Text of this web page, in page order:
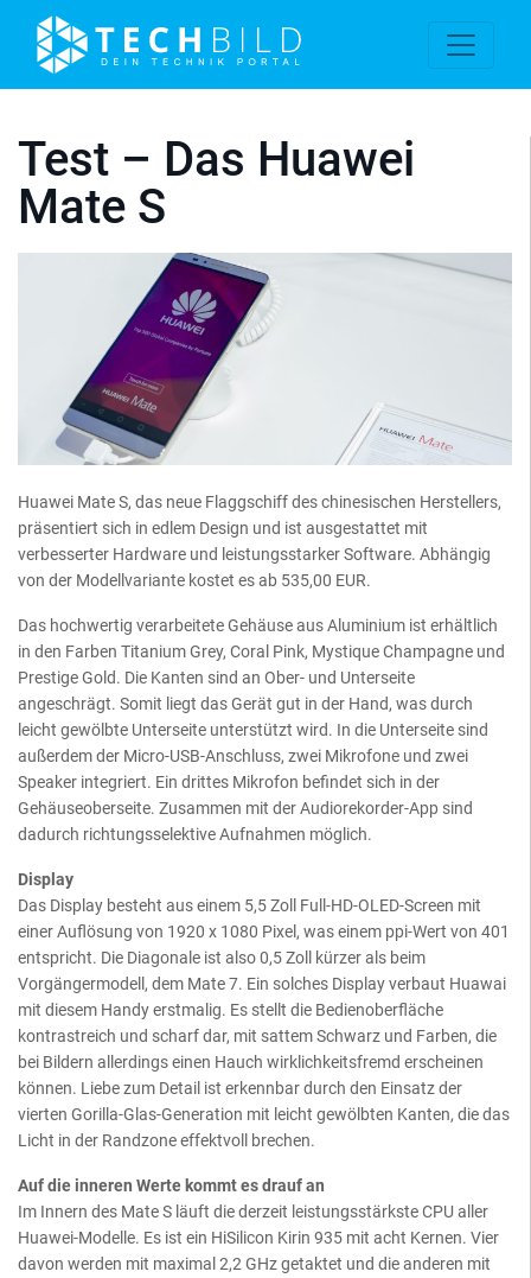
Test – Das Huawei
Mate S
Huawei Mate S, das neue Flaggschiff des chinesischen Herstellers,
präsentiert sich in edlem Design und ist ausgestattet mit
verbesserter Hardware und leistungsstarker Software. Abhängig
von der Modellvariante kostet es ab 535,00 EUR.
Das hochwertig verarbeitete Gehäuse aus Aluminium ist erhältlich
in den Farben Titanium Grey, Coral Pink, Mystique Champagne und
Prestige Gold. Die Kanten sind an Ober- und Unterseite
angeschrägt. Somit liegt das Gerät gut in der Hand, was durch
leicht gewölbte Unterseite unterstützt wird. In die Unterseite sind
außerdem der Micro-USB-Anschluss, zwei Mikrofone und zwei
Speaker integriert. Ein drittes Mikrofon befindet sich in der
Gehäuseoberseite. Zusammen mit der Audiorekorder-App sind
dadurch richtungsselektive Aufnahmen möglich.
Display
Das Display besteht aus einem 5,5 Zoll Full-HD-OLED-Screen mit
einer Auflösung von 1920 x 1080 Pixel, was einem ppi-Wert von 401
entspricht. Die Diagonale ist also 0,5 Zoll kürzer als beim
Vorgängermodell, dem Mate 7. Ein solches Display verbaut Huawai
mit diesem Handy erstmalig. Es stellt die Bedienoberfläche
kontrastreich und scharf dar, mit sattem Schwarz und Farben, die
bei Bildern allerdings einen Hauch wirklichkeitsfremd erscheinen
können. Liebe zum Detail ist erkennbar durch den Einsatz der
vierten Gorilla-Glas-Generation mit leicht gewölbten Kanten, die das
Licht in der Randzone effektvoll brechen.
Auf die inneren Werte kommt es drauf an
Im Innern des Mate S läuft die derzeit leistungsstärkste CPU aller
Huawei-Modelle. Es ist ein HiSilicon Kirin 935 mit acht Kernen. Vier
davon werden mit maximal 2,2 GHz getaktet und die anderen mit